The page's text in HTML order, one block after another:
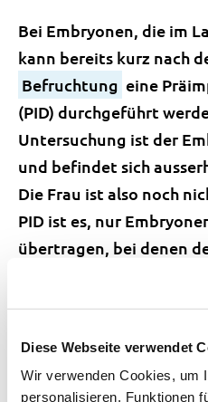
Diese Webseite verwendet
Wir verwenden Cookies, um
personalisieren, Funktionen
Bei Embryonen, die im
kann bereits kurz nach
Befruchtung eine
(PID) durchgeführt
Untersuchung ist der
und befindet sich
Die Frau ist also noch
PID ist es, nur
übertragen, bei denen
der Embryo nicht von
Die PID bietet sich daher
trotz dem